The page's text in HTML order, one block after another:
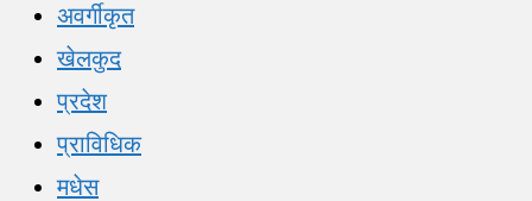
अवर्गीकृत
खेलकुद
प्रदेश
प्राविधिक
मधेस